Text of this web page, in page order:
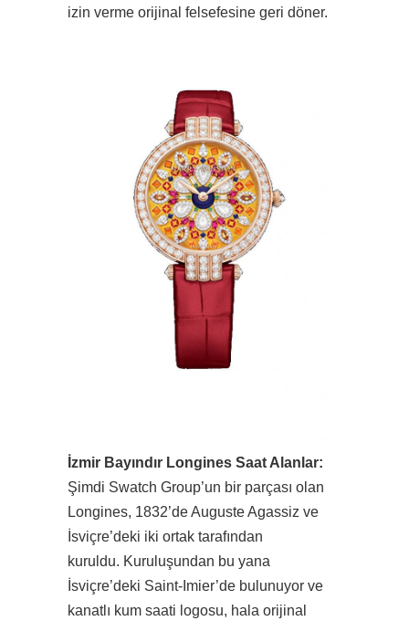
izin verme orijinal felsefesine geri döner.
İzmir Bayındır Longines Saat Alanlar:
Şimdi Swatch Group’un bir parçası olan
Longines, 1832’de Auguste Agassiz ve
İsviçre’deki iki ortak tarafından
kuruldu. Kuruluşundan bu yana
İsviçre’deki Saint-Imier’de bulunuyor ve
kanatlı kum saati logosu, hala orijinal